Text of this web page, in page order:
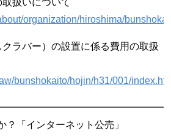
扱いについて
organization/hiroshima/
ラバー）の設置に係る費用の取扱
bunshokaito/hojin/h31/001/
？「インターネット公売」